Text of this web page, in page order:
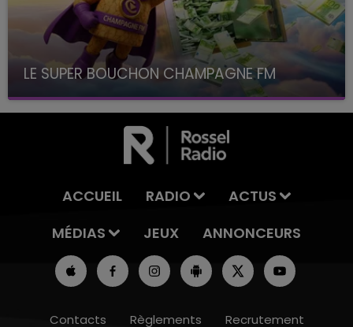
LE SUPER BOUCHON CHAMPAGNE FM
avec La Famille Champagne FM, à 8H10
ACCUEIL RADIO
ACTUS
MÉDIAS
JEUX ANNONCEURS
Contacts Règlements Recrutement